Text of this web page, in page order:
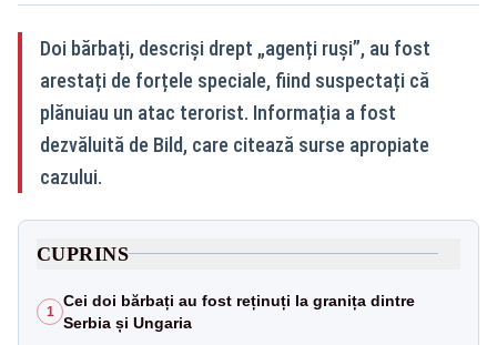
Doi bărbați, descriși drept „agenți ruși”, au fost
arestați de forțele speciale, fiind suspectați că
plănuiau un atac terorist. Informația a fost
dezvăluită de Bild, care citează surse apropiate
cazului.
CUPRINS
1
Cei doi bărbați au fost reținuți la granița dintre
Serbia și Ungaria